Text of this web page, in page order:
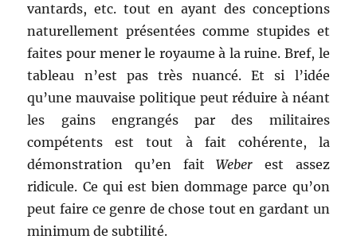
vantards, etc. tout en ayant des conceptions
naturellement présentées comme stupides et
faites pour mener le royaume à la ruine. Bref, le
tableau n’est pas très nuancé. Et si l’idée
qu’une mauvaise politique peut réduire à néant
les gains engrangés par des militaires
compétents est tout à fait cohérente, la
démonstration qu’en faitWeber est assez
ridicule. Ce qui est bien dommage parce qu’on
peut faire ce genre de chose tout en gardant un
minimum de subtilité.